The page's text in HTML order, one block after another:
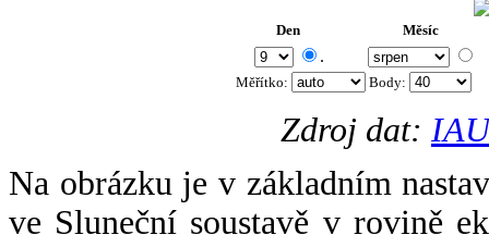
Den Měsíc
.
Měřítko: Body:
Zdroj dat:
Na obrázku je v základním
ve Sluneční soustavě v rovině